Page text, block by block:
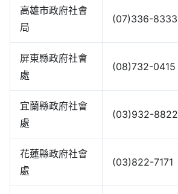
高雄市政府社會
局
(07)336-8333
屏東縣政府社會
處
(08)732-0415
宜蘭縣政府社會
處
(03)932-8822
花蓮縣政府社會
處
(03)822-7171